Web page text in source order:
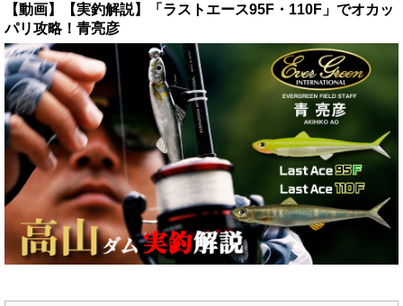
【動画】【実釣解説】「ラストエース95F・110F」でオカッ
パリ攻略！青亮彦